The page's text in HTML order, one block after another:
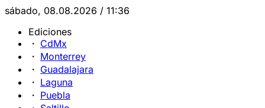
sábado, 08.08.2026 / 11:36
Ediciones
CdMx
Monterrey
Guadalajara
Laguna
Puebla